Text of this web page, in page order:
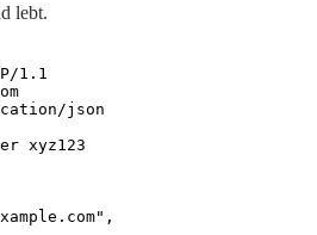
lebt.
1.1
json
xyz123